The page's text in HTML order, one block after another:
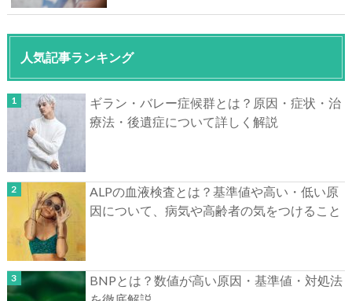
人気記事ランキング
ギラン・バレー症候群とは？原因・症状・治
療法・後遺症について詳しく解説
ALPの血液検査とは？基準値や高い・低い原
因について、病気や高齢者の気をつけること
BNPとは？数値が高い原因・基準値・対処法